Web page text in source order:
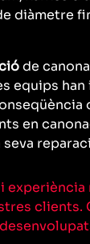
diàmetre
de
equips
en
clients.